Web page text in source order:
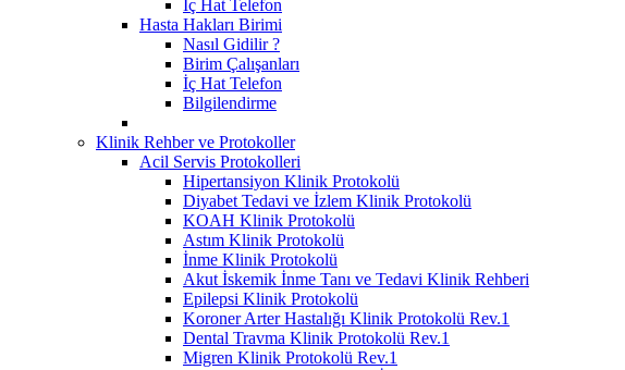
İç Hat Telefon
Hasta Hakları Birimi
Nasıl Gidilir ?
Birim Çalışanları
İç Hat Telefon
Bilgilendirme
Klinik Rehber ve Protokoller
Acil Servis Protokolleri
Hipertansiyon Klinik Protokolü
Diyabet Tedavi ve İzlem Klinik Protokolü
KOAH Klinik Protokolü
Astım Klinik Protokolü
İnme Klinik Protokolü
Akut İskemik İnme Tanı ve Tedavi Klinik Rehberi
Epilepsi Klinik Protokolü
Koroner Arter Hastalığı Klinik Protokolü Rev.1
Dental Travma Klinik Protokolü Rev.1
Migren Klinik Protokolü Rev.1